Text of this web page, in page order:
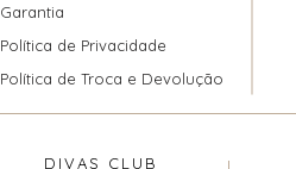
Garantia
Política de Privacidade
Política de Troca e Devolução
DIVAS CLUB